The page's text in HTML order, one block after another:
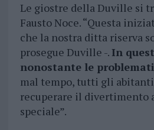
Le giostre della Duville si
Fausto Noce. “Questa
che la nostra ditta riserva
prosegue Duville -. In
nonostante le
mal tempo, tutti gli
recuperare il divertimento
speciale”.